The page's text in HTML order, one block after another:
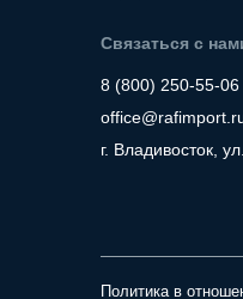
Связаться с
8 (800) 250-55-06
г. Владивосток,
Политика в